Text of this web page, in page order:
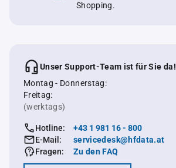
Shopping.
Unser Support-Team ist für Sie da!
Montag - Donnerstag:
Freitag:
(werktags)
Hotline:
+43 1 981 16 - 800
E-Mail:
servicedesk@hfdata.at
Fragen:
Zu den FAQ